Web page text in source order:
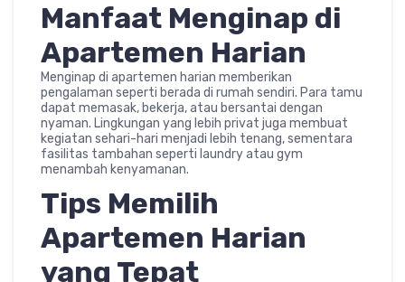
Manfaat Menginap di
Apartemen Harian
Menginap di apartemen harian memberikan
pengalaman seperti berada di rumah sendiri. Para tamu
dapat memasak, bekerja, atau bersantai dengan
nyaman. Lingkungan yang lebih privat juga membuat
kegiatan sehari-hari menjadi lebih tenang, sementara
fasilitas tambahan seperti laundry atau gym
menambah kenyamanan.
Tips Memilih
Apartemen Harian
yang Tepat